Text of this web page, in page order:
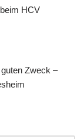
HCV
Zweck –